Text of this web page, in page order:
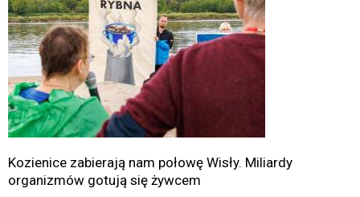
Kozienice zabierają nam połowę Wisły. Miliardy
organizmów gotują się żywcem